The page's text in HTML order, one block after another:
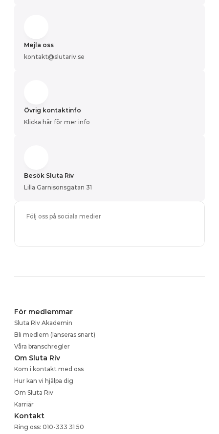
Följ oss på sociala medier
Mejla oss
kontakt@slutariv.se
Övrig kontaktinfo
Klicka här för mer info
Besök Sluta Riv
Lilla Garnisonsgatan 31
För medlemmar
Sluta Riv Akademin
Bli medlem (lanseras snart)
Våra branschregler
Om Sluta Riv
Kom i kontakt med oss
Hur kan vi hjälpa dig
Om Sluta Riv
Karriär
Kontakt
Ring oss: 010-333 31 50